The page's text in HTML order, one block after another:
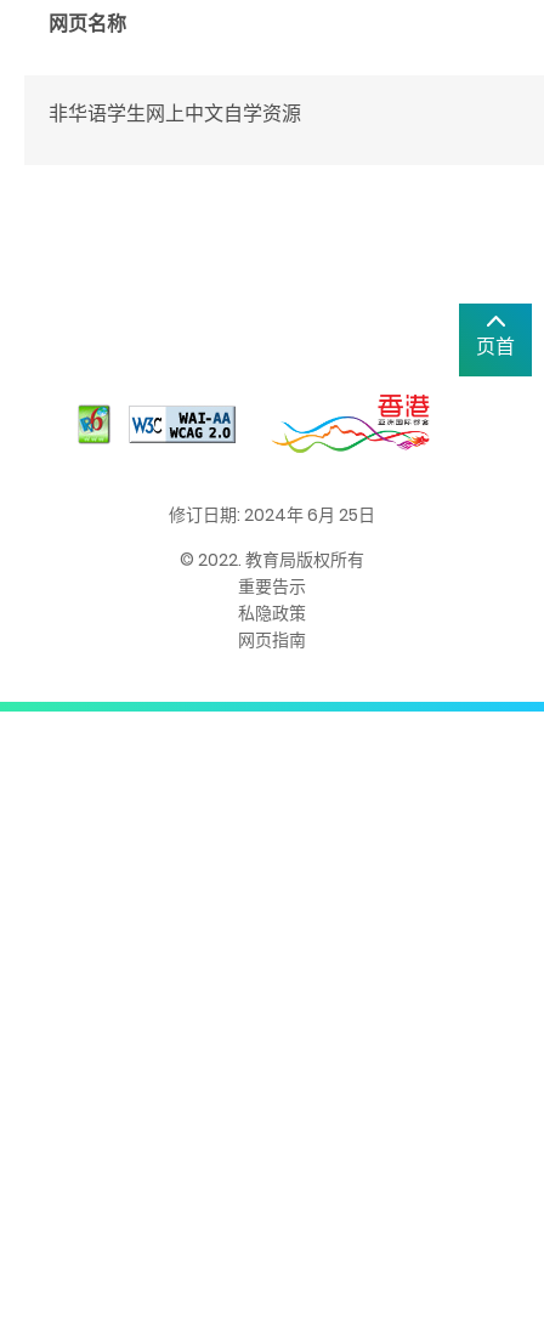
网页名称
非华语学生网上中文自学资源
页首
修订日期: 2024年 6月 25日
© 2022. 教育局版权所有
重要告示
私隐政策
网页指南